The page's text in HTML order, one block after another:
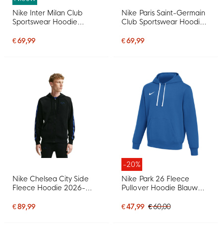
Nike Inter Milan Club
Sportswear Hoodie
Donkerblauw Wit
€ 69,99
Nike Paris Saint-Germain
Club Sportswear Hoodie
Wit
€ 69,99
Nike Chelsea City Side
Fleece Hoodie 2026-
€ 89,99
-20%
Nike Park 26 Fleece
Pullover Hoodie Blauw
€ 47,99 € 60,00